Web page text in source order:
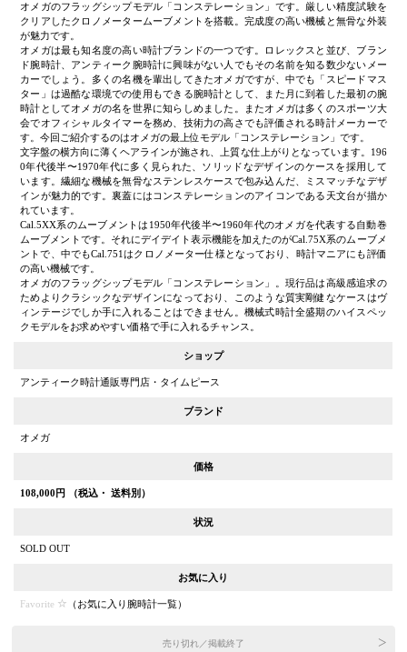
オメガのフラッグシップモデル「コンステレーション」です。厳しい精度試験を
クリアしたクロノメータームーブメントを搭載。完成度の高い機械と無骨な外装
が魅力です。
オメガは最も知名度の高い時計ブランドの一つです。ロレックスと並び、ブラン
ド腕時計、アンティーク腕時計に興味がない人でもその名前を知る数少ないメー
カーでしょう。多くの名機を輩出してきたオメガですが、中でも「スピードマス
ター」は過酷な環境での使用もできる腕時計として、また月に到着した最初の腕
時計としてオメガの名を世界に知らしめました。またオメガは多くのスポーツ大
会でオフィシャルタイマーを務め、技術力の高さでも評価される時計メーカーで
す。今回ご紹介するのはオメガの最上位モデル「コンステレーション」です。
文字盤の横方向に薄くヘアラインが施され、上質な仕上がりとなっています。196
0年代後半〜1970年代に多く見られた、ソリッドなデザインのケースを採用して
います。繊細な機械を無骨なステンレスケースで包み込んだ、ミスマッチなデザ
インが魅力的です。裏蓋にはコンステレーションのアイコンである天文台が描か
れています。
Cal.5XX系のムーブメントは1950年代後半〜1960年代のオメガを代表する自動巻
ムーブメントです。それにデイデイト表示機能を加えたのがCal.75X系のムーブメ
ントで、中でもCal.751はクロノメーター仕様となっており、時計マニアにも評価
の高い機械です。
オメガのフラッグシップモデル「コンステレーション」。現行品は高級感追求の
ためよりクラシックなデザインになっており、このような質実剛健なケースはヴ
ィンテージでしか手に入れることはできません。機械式時計全盛期のハイスペッ
クモデルをお求めやすい価格で手に入れるチャンス。
ショップ
アンティーク時計通販専門店・タイムピース
ブランド
オメガ
価格
108,000 円 （税込・ 送料別）
状況
SOLD OUT
お気に入り
Favorite （お気に入り腕時計一覧）
売り切れ／掲載終了